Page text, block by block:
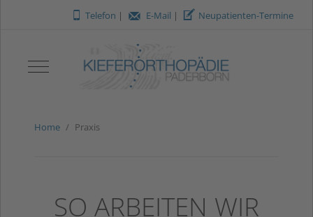
O Telefon | m E-Mail | V Neupatienten-Termine
Mobile Menu Toggle
Home Praxis
SO ARBEITEN WIR